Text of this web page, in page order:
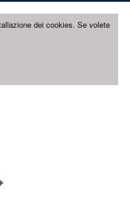
dei cookies. Se volete